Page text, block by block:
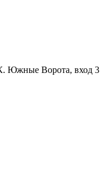
Южные Ворота, вход 3